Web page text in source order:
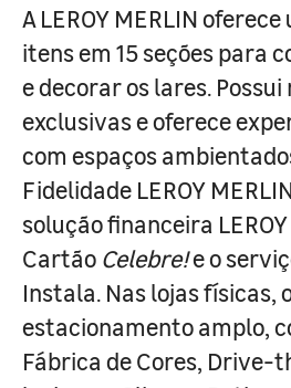
A LEROY MERLIN
itens em 15 seções para
e decorar os lares.
exclusivas e oferece
com espaços
Fidelidade LEROY
solução financeira
Cartão Celebre!e o
Instala. Nas lojas físicas,
estacionamento amplo,
Fábrica de Cores, Drive-